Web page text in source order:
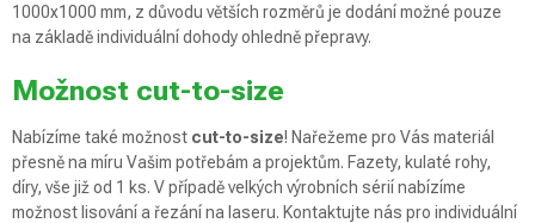
1000x1000 mm, z důvodu větších rozměrů je dodání možné pouze
na základě individuální dohody ohledně přepravy.
Možnost cut-to-size
Nabízíme také možnost cut-to-size! Nařežeme pro Vás materiál
přesně na míru Vašim potřebám a projektům. Fazety, kulaté rohy,
díry, vše již od 1 ks. V případě velkých výrobních sérií nabízíme
možnost lisování a řezání na laseru. Kontaktujte nás pro individuální